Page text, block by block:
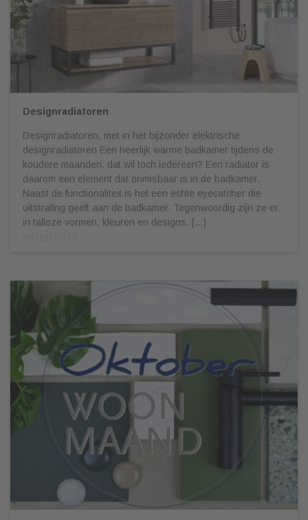
Designradiatoren
Designradiatoren, met in het bijzonder elektrische
designradiatoren Een heerlijk warme badkamer tijdens de
koudere maanden, dat wil toch iedereen? Een radiator is
daarom een element dat onmisbaar is in de badkamer.
Naast de functionaliteit is het een echte eyecatcher die
uitstraling geeft aan de badkamer. Tegenwoordig zijn ze er
in talloze vormen, kleuren en designs. […]